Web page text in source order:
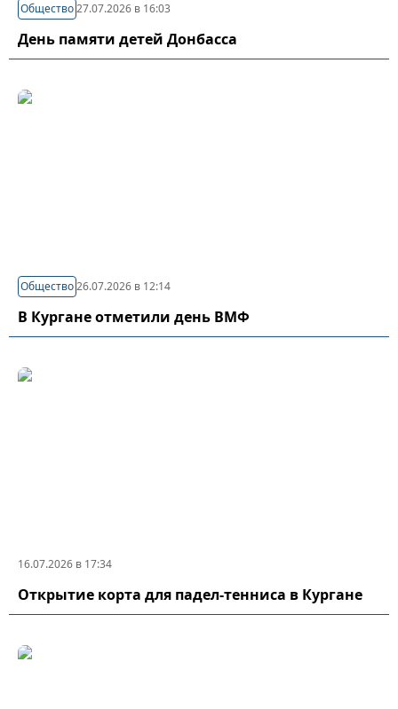
Общество27.07.2026 в 16:03
День памяти детей Донбасса
Общество26.07.2026 в 12:14
В Кургане отметили день ВМФ
16.07.2026 в 17:34
Открытие корта для падел-тенниса в Кургане